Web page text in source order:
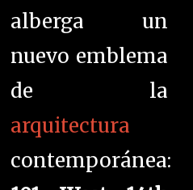
alberga un
nuevo emblema
de la
arquitectura
contemporánea: